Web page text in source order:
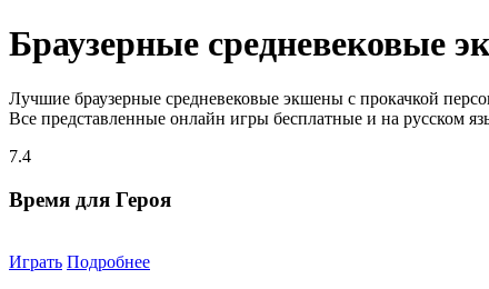
Браузерные средневековые
Лучшие браузерные средневековые экшены с прокачкой
Все представленные онлайн игры бесплатные и на русском
7.4
Время для Героя
Играть Подробнее